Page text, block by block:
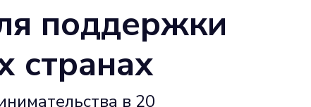
поддержки
странах
в 20